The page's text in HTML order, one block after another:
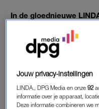
In de gloednieuwe
laten zien) waarom
houdt de vrouwen
In de tweede aflevering
duidelijke boodschap
Jouw privacy-instellingen
LINDA., DPG Media en onze92
informatie over je apparaat,
Deze informatie combineren we